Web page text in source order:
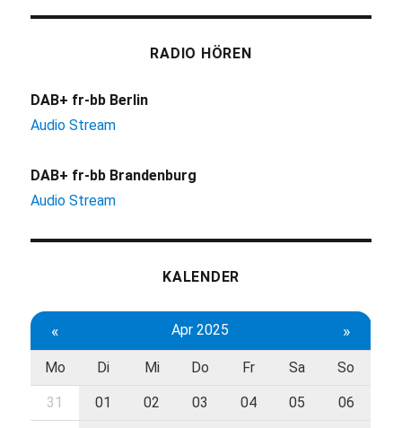
RADIO HÖREN
DAB+ fr-bb Berlin
Audio Stream
DAB+ fr-bb Brandenburg
Audio Stream
KALENDER
« Apr 2025 »
Mo Di Mi Do Fr Sa So
31 01 02 03 04 05 06